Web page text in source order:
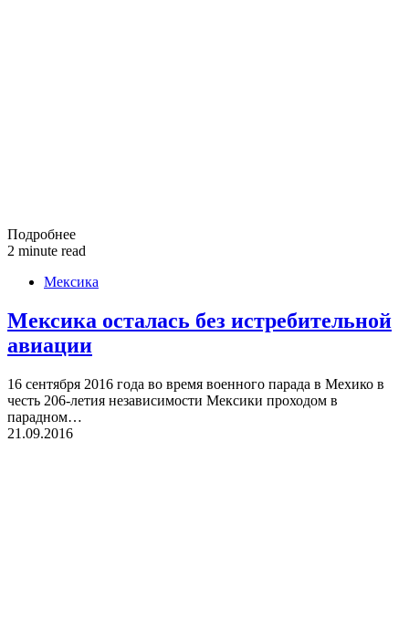
Подробнее
2 minute read
Мексика
Мексика осталась без истребительной
авиации
16 сентября 2016 года во время военного парада в Мехико в
честь 206-летия независимости Мексики проходом в
парадном…
21.09.2016